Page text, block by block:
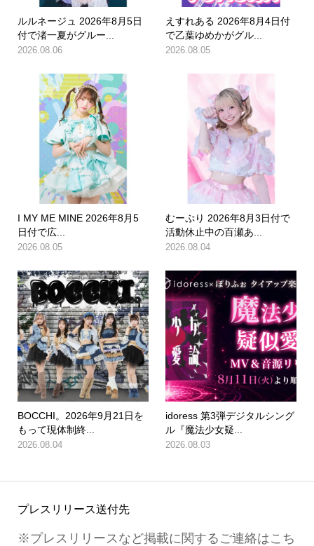
ルルネージュ 2026年8月5日
付で渚一夏がグルー...
2026.08.06
えすれある 2026年8月4日付
で乙葉ゆめかがグル...
2026.08.05
I MY ME MINE 2026年8月5
日付で広...
2026.08.05
むーぷり 2026年8月3日付で
活動休止中の百瀬あ...
2026.08.04
BOCCHI。2026年9月21日を
もって現体制終...
2026.08.04
idoress 第3弾デジタルシング
ル『魔法少女疑...
2026.08.03
プレスリリース送付先
※プレスリリースなど掲載に関するご連絡はこち